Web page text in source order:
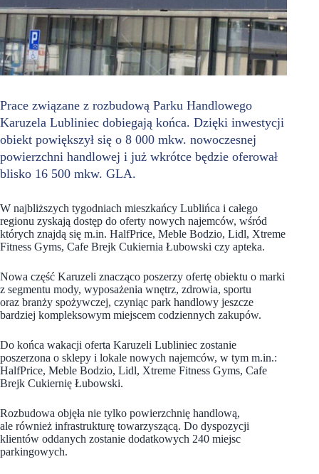
Prace związane z rozbudową Parku Handlowego
Karuzela Lubliniec dobiegają końca. Dzięki inwestycji
obiekt powiększył się o 8 000 mkw. nowoczesnej
powierzchni handlowej i już wkrótce będzie oferował
blisko 16 500 mkw. GLA.
W najbliższych tygodniach mieszkańcy Lublińca i całego
regionu zyskają dostęp do oferty nowych najemców, wśród
których znajdą się m.in. HalfPrice, Meble Bodzio, Lidl, Xtreme
Fitness Gyms, Cafe Brejk Cukiernia Łubowski czy apteka.
Nowa część Karuzeli znacząco poszerzy ofertę obiektu o marki
z segmentu mody, wyposażenia wnętrz, zdrowia, sportu
oraz branży spożywczej, czyniąc park handlowy jeszcze
bardziej kompleksowym miejscem codziennych zakupów.
Do końca wakacji oferta Karuzeli Lubliniec zostanie
poszerzona o sklepy i lokale nowych najemców, w tym m.in.:
HalfPrice, Meble Bodzio, Lidl, Xtreme Fitness Gyms, Cafe
Brejk Cukiernię Łubowski.
Rozbudowa objęła nie tylko powierzchnię handlową,
ale również infrastrukturę towarzyszącą. Do dyspozycji
klientów oddanych zostanie dodatkowych 240 miejsc
parkingowych.